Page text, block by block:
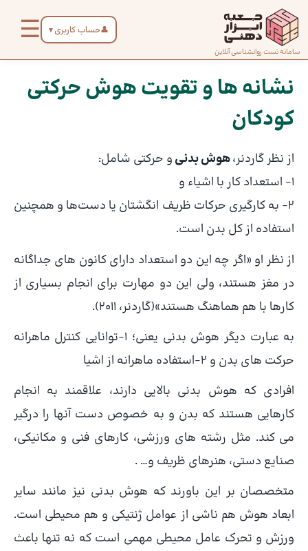
محتوا
سامانه تست روانشناسی آنلاین
👤حساب کاربری ▼
☰
صفحه
اصلی
درباره
تماس
با ما
دسته‌بندی
تست‌ها
نشانه ها و تقویت هوش حرکتی
کودکان
از نظر گاردنر،هوش بدنیو حرکتی شامل:
۱- استعداد کار با اشیاء و
۲- به کارگیری حرکات ظریف انگشتان یا دست‌ها و همچنین
استفاده از کل بدن است.
از نظر او «اگر چه این دو استعداد دارای کانون های جداگانه
در مغز هستند، ولی این دو مهارت برای انجام بسیاری از
کارها با هم هماهنگ هستند»(گاردنر، ۲۰۱۱).
به عبارت دیگر هوش بدنی یعنی؛ ۱-توانایی کنترل ماهرانه
حرکت های بدن و ۲-استفاده ماهرانه از اشیا
افرادی که هوش بدنی بالایی دارند، علاقمند به انجام
کارهایی هستند که بدن و به خصوص دست آنها را درگیر
می کند. مثل رشته های ورزشی، کارهای فنی و مکانیکی،
صنایع دستی، هنرهای ظریف و… .
متخصصان بر این باورند که هوش بدنی نیز مانند سایر
ابعاد هوش هم ناشی از عوامل ژنتیکی و هم محیطی است.
ورزش و تحرک عامل محیطی مهمی است که نه تنها باعث
پیمایش
نوشته